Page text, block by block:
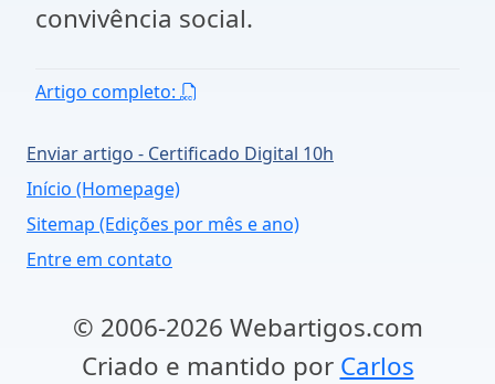
convivência social.
Artigo completo:
Enviar artigo - Certificado Digital 10h
Início (Homepage)
Sitemap (Edições por mês e ano)
Entre em contato
© 2006-2026 Webartigos.com
Criado e mantido por Carlos